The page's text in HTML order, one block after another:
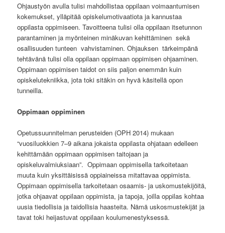
Ohjaustyön avulla tulisi mahdollistaa oppilaan voimaantumisen
kokemukset, ylläpitää opiskelumotivaatiota ja kannustaa
oppilasta oppimiseen. Tavoitteena tulisi olla oppilaan itsetunnon
parantaminen ja myönteinen minäkuvan kehittäminen sekä
osallisuuden tunteen vahvistaminen. Ohjauksen tärkeimpänä
tehtävänä tulisi olla oppilaan oppimaan oppimisen ohjaaminen.
Oppimaan oppimisen taidot on siis paljon enemmän kuin
opiskelutekniikka, jota toki sitäkin on hyvä käsitellä opon
tunneilla.
Oppimaan oppiminen
Opetussuunnitelman perusteiden (OPH 2014) mukaan
“vuosiluokkien 7–9 aikana jokaista oppilasta ohjataan edelleen
kehittämään oppimaan oppimisen taitojaan ja
opiskeluvalmiuksiaan”. Oppimaan oppimisella tarkoitetaan
muuta kuin yksittäisissä oppiaineissa mitattavaa oppimista.
Oppimaan oppimisella tarkoitetaan osaamis- ja uskomustekijöitä,
jotka ohjaavat oppilaan oppimista, ja tapoja, joilla oppilas kohtaa
uusia tiedollisia ja taidollisia haasteita. Nämä uskosmustekijät ja
tavat toki heijastuvat oppilaan koulumenestyksessä.